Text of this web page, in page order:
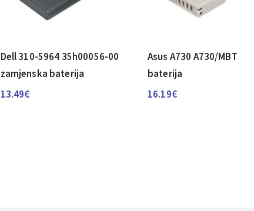
Dell 310-5964 35h00056-00
zamjenska baterija
13.49€
Asus A730 A730/MBT
baterija
16.19€